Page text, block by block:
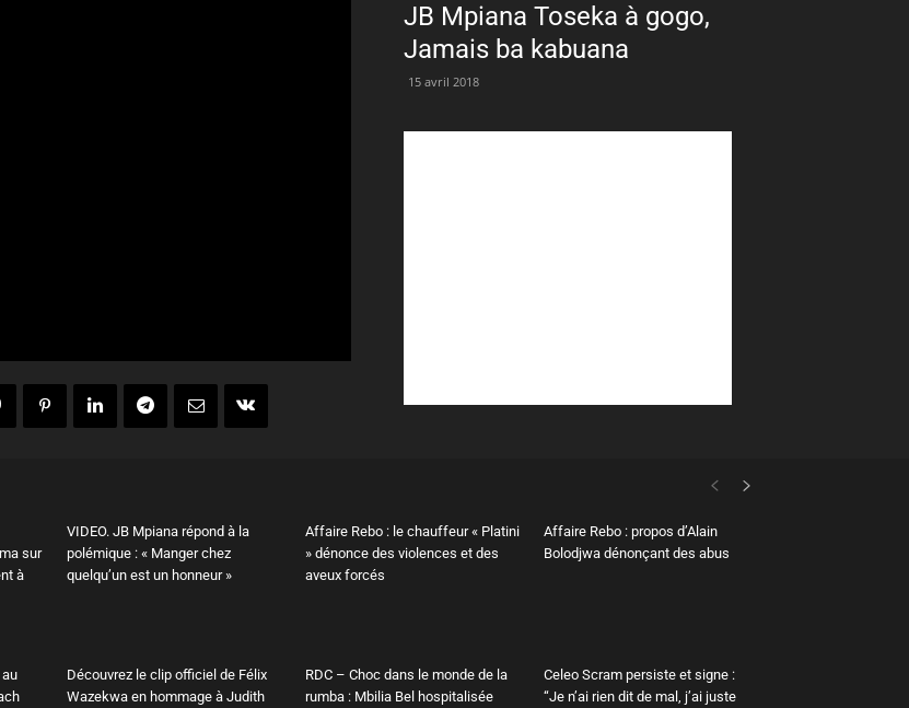
JB Mpiana Toseka à gogo,
Jamais ba kabuana
15 avril 2018
sur
à
VIDEO. JB Mpiana répond à la
polémique : « Manger chez
quelqu’un est un honneur »
Affaire Rebo : le chauffeur « Platini
» dénonce des violences et des
aveux forcés
Affaire Rebo : propos d’Alain
Bolodjwa dénonçant des abus
Découvrez le clip officiel de Félix
Wazekwa en hommage à Judith
RDC – Choc dans le monde de la
rumba : Mbilia Bel hospitalisée
Celeo Scram persiste et signe :
“Je n’ai rien dit de mal, j’ai juste